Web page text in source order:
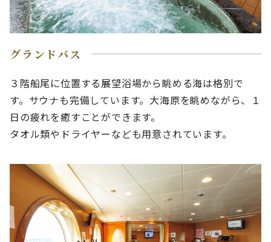
グランドバス
３階船尾に位置する展望浴場から眺める海は格別で
す。サウナも完備しています。大海原を眺めながら、１
日の疲れを癒すことができます。
タオル類やドライヤーなども用意されています。